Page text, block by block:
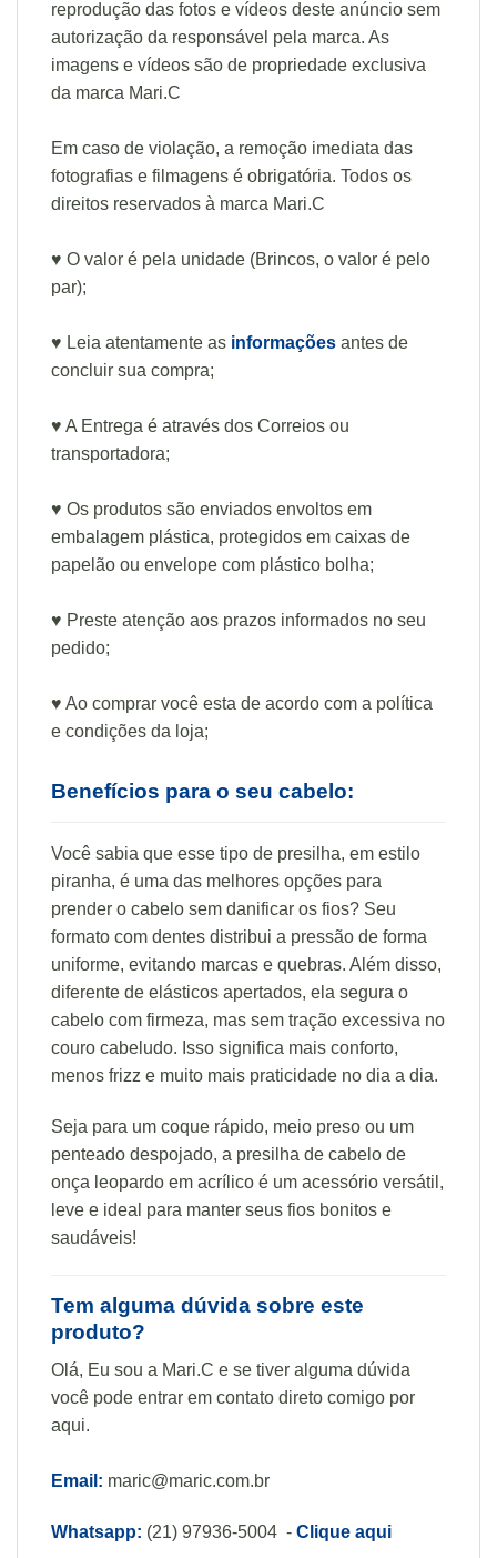
reprodução das fotos e vídeos deste anúncio sem
autorização da responsável pela marca. As
imagens e vídeos são de propriedade exclusiva
da marca Mari.C
Em caso de violação, a remoção imediata das
fotografias e filmagens é obrigatória. Todos os
direitos reservados à marca Mari.C
♥ O valor é pela unidade (Brincos, o valor é pelo
par);
♥ Leia atentamente as informações antes de
concluir sua compra;
♥ A Entrega é através dos Correios ou
transportadora;
♥ Os produtos são enviados envoltos em
embalagem plástica, protegidos em caixas de
papelão ou envelope com plástico bolha;
♥ Preste atenção aos prazos informados no seu
pedido;
♥ Ao comprar você esta de acordo com a política
e condições da loja;
Benefícios para o seu cabelo:
Você sabia que esse tipo de presilha, em estilo
piranha, é uma das melhores opções para
prender o cabelo sem danificar os fios? Seu
formato com dentes distribui a pressão de forma
uniforme, evitando marcas e quebras. Além disso,
diferente de elásticos apertados, ela segura o
cabelo com firmeza, mas sem tração excessiva no
couro cabeludo. Isso significa mais conforto,
menos frizz e muito mais praticidade no dia a dia.
Seja para um coque rápido, meio preso ou um
penteado despojado, a presilha de cabelo de
onça leopardo em acrílico é um acessório versátil,
leve e ideal para manter seus fios bonitos e
saudáveis!
Tem alguma dúvida sobre este
produto?
Olá, Eu sou a Mari.C e se tiver alguma dúvida
você pode entrar em contato direto comigo por
aqui.
Email: maric@maric.com.br
Whatsapp: (21) 97936-5004 - Clique aqui